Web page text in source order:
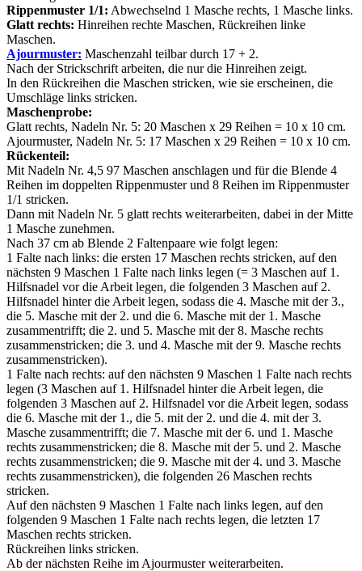
Rippenmuster 1/1: Abwechselnd 1 Masche rechts, 1 Masche links.
Glatt rechts: Hinreihen rechte Maschen, Rückreihen linke
Maschen.
Ajourmuster: Maschenzahl teilbar durch 17 + 2.
Nach der Strickschrift arbeiten, die nur die Hinreihen zeigt.
In den Rückreihen die Maschen stricken, wie sie erscheinen, die
Umschläge links stricken.
Maschenprobe:
Glatt rechts, Nadeln Nr. 5: 20 Maschen x 29 Reihen = 10 x 10 cm.
Ajourmuster, Nadeln Nr. 5: 17 Maschen x 29 Reihen = 10 x 10 cm.
Rückenteil:
Mit Nadeln Nr. 4,5 97 Maschen anschlagen und für die Blende 4
Reihen im doppelten Rippenmuster und 8 Reihen im Rippenmuster
1/1 stricken.
Dann mit Nadeln Nr. 5 glatt rechts weiterarbeiten, dabei in der Mitte
1 Masche zunehmen.
Nach 37 cm ab Blende 2 Faltenpaare wie folgt legen:
1 Falte nach links: die ersten 17 Maschen rechts stricken, auf den
nächsten 9 Maschen 1 Falte nach links legen (= 3 Maschen auf 1.
Hilfsnadel vor die Arbeit legen, die folgenden 3 Maschen auf 2.
Hilfsnadel hinter die Arbeit legen, sodass die 4. Masche mit der 3.,
die 5. Masche mit der 2. und die 6. Masche mit der 1. Masche
zusammentrifft; die 2. und 5. Masche mit der 8. Masche rechts
zusammenstricken; die 3. und 4. Masche mit der 9. Masche rechts
zusammenstricken).
1 Falte nach rechts: auf den nächsten 9 Maschen 1 Falte nach rechts
legen (3 Maschen auf 1. Hilfsnadel hinter die Arbeit legen, die
folgenden 3 Maschen auf 2. Hilfsnadel vor die Arbeit legen, sodass
die 6. Masche mit der 1., die 5. mit der 2. und die 4. mit der 3.
Masche zusammentrifft; die 7. Masche mit der 6. und 1. Masche
rechts zusammenstricken; die 8. Masche mit der 5. und 2. Masche
rechts zusammenstricken; die 9. Masche mit der 4. und 3. Masche
rechts zusammenstricken), die folgenden 26 Maschen rechts
stricken.
Auf den nächsten 9 Maschen 1 Falte nach links legen, auf den
folgenden 9 Maschen 1 Falte nach rechts legen, die letzten 17
Maschen rechts stricken.
Rückreihen links stricken.
Ab der nächsten Reihe im Ajourmuster weiterarbeiten.